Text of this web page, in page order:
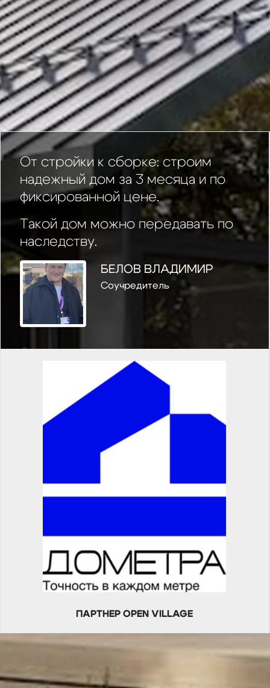
ПАРТНЕР OPEN VILLAGE
От стройки к сборке: строим
надежный дом за 3 месяца и по
фиксированной цене.
Такой дом можно передавать по
наследству.
БЕЛОВ ВЛАДИМИР
Соучредитель